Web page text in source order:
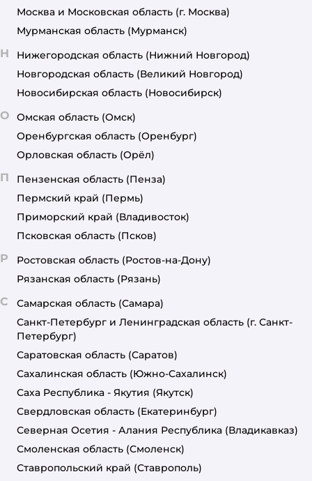
Москва и Московская область (г. Москва)
Мурманская область (Мурманск)
Н Нижегородская область (Нижний Новгород)
Новгородская область (Великий Новгород)
Новосибирская область (Новосибирск)
О Омская область (Омск)
Оренбургская область (Оренбург)
Орловская область (Орёл)
П Пензенская область (Пенза)
Пермский край (Пермь)
Приморский край (Владивосток)
Псковская область (Псков)
Р Ростовская область (Ростов-на-Дону)
Рязанская область (Рязань)
С Самарская область (Самара)
Санкт-Петербург и Ленинградская область (г. Санкт-
Петербург)
Саратовская область (Саратов)
Сахалинская область (Южно-Сахалинск)
Саха Республика - Якутия (Якутск)
Свердловская область (Екатеринбург)
Северная Осетия - Алания Республика (Владикавказ)
Смоленская область (Смоленск)
Ставропольский край (Ставрополь)